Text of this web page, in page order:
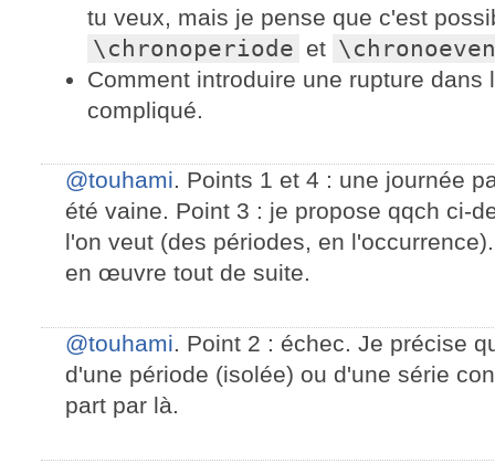
tu veux, mais je pense que c'est
\chronoperiode et
Comment introduire une rupture
compliqué.
@touhami. Points 1 et 4 : une journée
été vaine. Point 3 : je propose qqch ci-
l'on veut (des périodes, en
en œuvre tout de suite.
@touhami. Point 2 : échec. Je précise
d'une période (isolée) ou d'une série
part par là.